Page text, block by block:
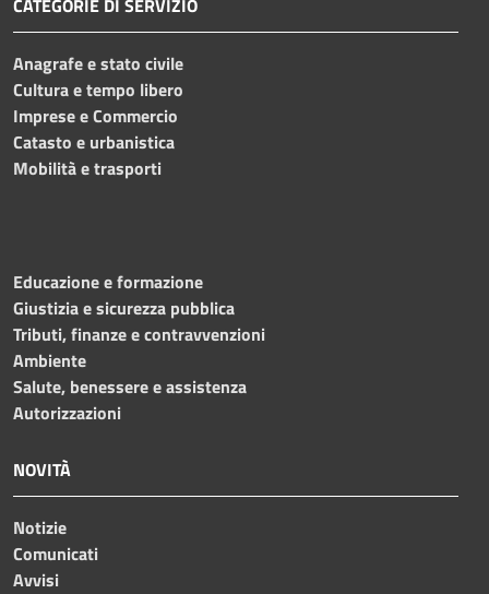
Anagrafe e stato civile
Cultura e tempo libero
Imprese e Commercio
Catasto e urbanistica
Mobilità e trasporti
Educazione e formazione
Giustizia e sicurezza pubblica
Tributi, finanze e contravvenzioni
Ambiente
Salute, benessere e assistenza
Autorizzazioni
NOVITÀ
Notizie
Comunicati
Avvisi